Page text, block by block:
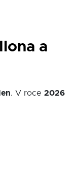
a
. V roce 2026